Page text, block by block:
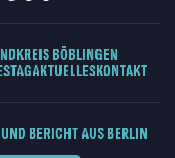
BÖBLINGEN
AKTUELLESKONTAKT
BERICHT AUS BERLIN